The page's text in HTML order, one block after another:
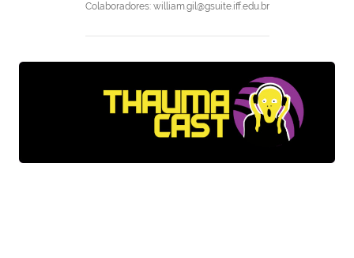
Colaboradores: william.gil@gsuite.iff.edu.br